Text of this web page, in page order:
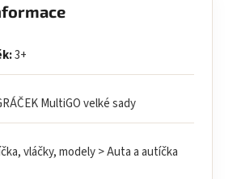
3+
MultiGO velké sady
vláčky, modely > Auta a autíčka